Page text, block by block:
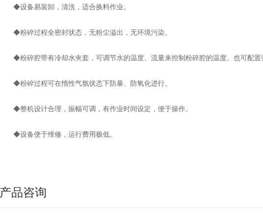
◆设备易装卸，清洗，适合换料作业。
◆粉碎过程全密封状态，无粉尘溢出，无环境污染。
◆粉碎腔带有冷却水夹套，可调节水的温度、流量来控制粉碎腔的温度。也可配置
◆粉碎过程可在惰性气氛状态下防暴、防氧化进行。
◆整机设计合理，振幅可调，有作业时间设定，便于操作。
◆设备便于维修，运行费用极低。
产品咨询